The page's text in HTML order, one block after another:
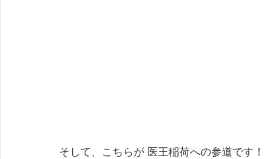
そして、こちらが 医王稲荷への参道です！